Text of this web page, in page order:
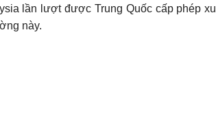
lần lượt được Trung Quốc cấp phép
này.